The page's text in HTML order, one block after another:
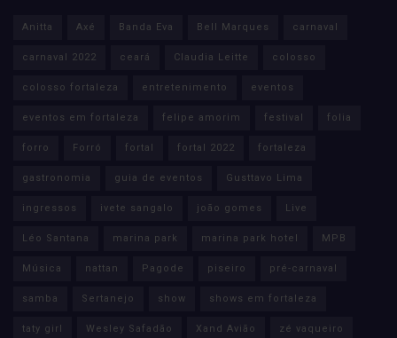
Anitta Axé Banda Eva Bell Marques carnaval
carnaval 2022 ceará Claudia Leitte colosso
colosso fortaleza entretenimento eventos
eventos em fortaleza felipe amorim festival folia
forro Forró fortal fortal 2022 fortaleza
gastronomia guia de eventos Gusttavo Lima
ingressos ivete sangalo joão gomes Live
Léo Santana marina park marina park hotel MPB
Música nattan Pagode piseiro pré-carnaval
samba Sertanejo show shows em fortaleza
taty girl Wesley Safadão Xand Avião zé vaqueiro